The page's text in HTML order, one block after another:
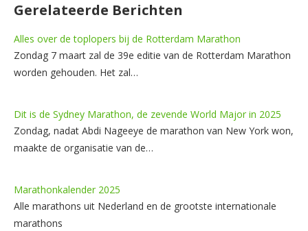
Gerelateerde Berichten
Alles over de toplopers bij de Rotterdam Marathon
Zondag 7 maart zal de 39e editie van de Rotterdam Marathon
worden gehouden. Het zal…
Dit is de Sydney Marathon, de zevende World Major in 2025
Zondag, nadat Abdi Nageeye de marathon van New York won,
maakte de organisatie van de…
Marathonkalender 2025
Alle marathons uit Nederland en de grootste internationale
marathons